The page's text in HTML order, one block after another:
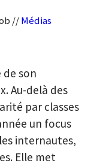
//Médias
de son
Au-delà des
par classes
un focus
internautes,
Elle met